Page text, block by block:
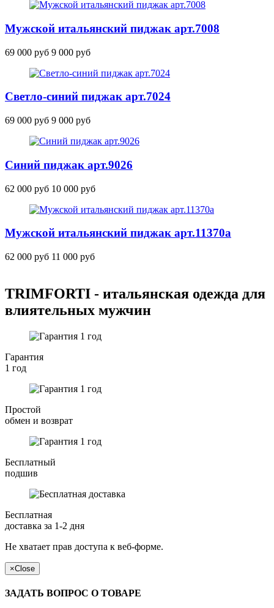
Мужской итальянский пиджак арт.7008
69 000 руб 9 000 руб
Светло-синий пиджак арт.7024
69 000 руб 9 000 руб
Синий пиджак арт.9026
62 000 руб 10 000 руб
Мужской итальянский пиджак арт.11370а
62 000 руб 11 000 руб
TRIMFORTI - итальянская одежда для
влиятельных мужчин
Гарантия
1 год
Простой
обмен и возврат
Бесплатный
подшив
Бесплатная
доставка за 1-2 дня
Не хватает прав доступа к веб-форме.
×Close
ЗАДАТЬ ВОПРОС О ТОВАРЕ